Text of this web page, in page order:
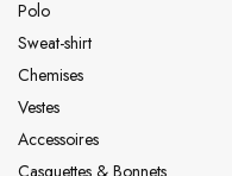
Polo
Sweat-shirt
Chemises
Vestes
Accessoires